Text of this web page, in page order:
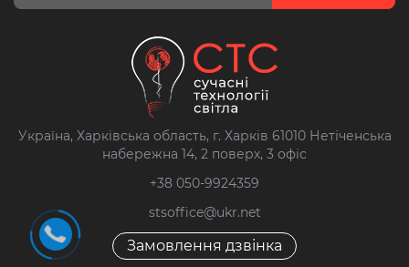
Україна, Харківська область, г. Харків 61010 Нетіченська
набережна 14, 2 поверх, 3 офіс
+38 050-9924359
stsoffice@ukr.net
Замовлення дзвінка